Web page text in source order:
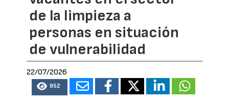
de la limpieza a
personas en situación
de vulnerabilidad
22/07/2026
952